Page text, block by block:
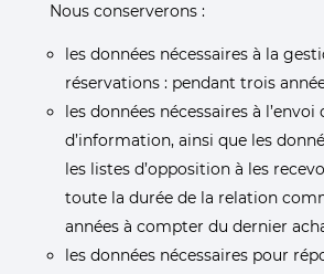
Nous conserverons :
les données nécessaires à la
réservations : pendant trois
les données nécessaires à
d’information, ainsi que les
les listes d’opposition à les
toute la durée de la relation
années à compter du dernier
les données nécessaires pour